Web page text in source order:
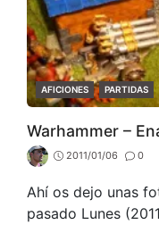
CATEGORIES
AFICIONES PARTIDAS
Warhammer –
2011/01/06 0
Ahí os dejo unas
pasado Lunes